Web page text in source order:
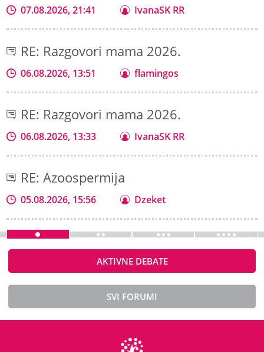
07.08.2026, 21:41 IvanaSK RR
RE: Razgovori mama 2026.
06.08.2026, 13:51 flamingos
RE: Razgovori mama 2026.
06.08.2026, 13:33 IvanaSK RR
RE: Azoospermija
05.08.2026, 15:56 Dzeket
AKTIVNE DEBATE
SVI FORUMI